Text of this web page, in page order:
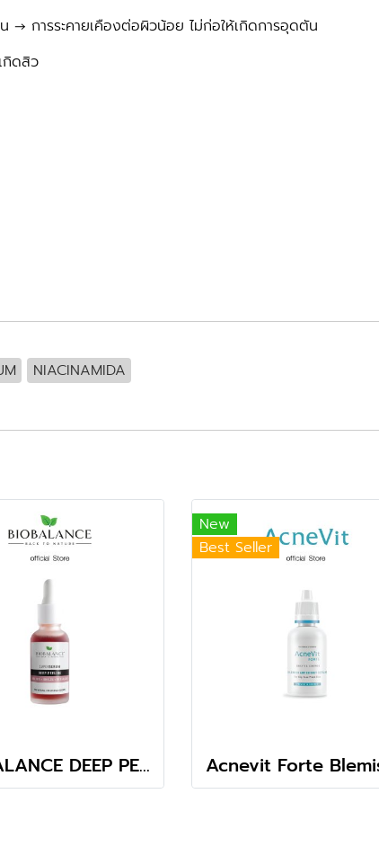
การระคายเคืองต่อผิวน้อย ไม่ก่อให้เกิดการอุดตัน
กิดสิว
NIACINAMIDA
BIOBALANCE DEEP PEELING SUPER SERUM 30 ML
New
Best Seller